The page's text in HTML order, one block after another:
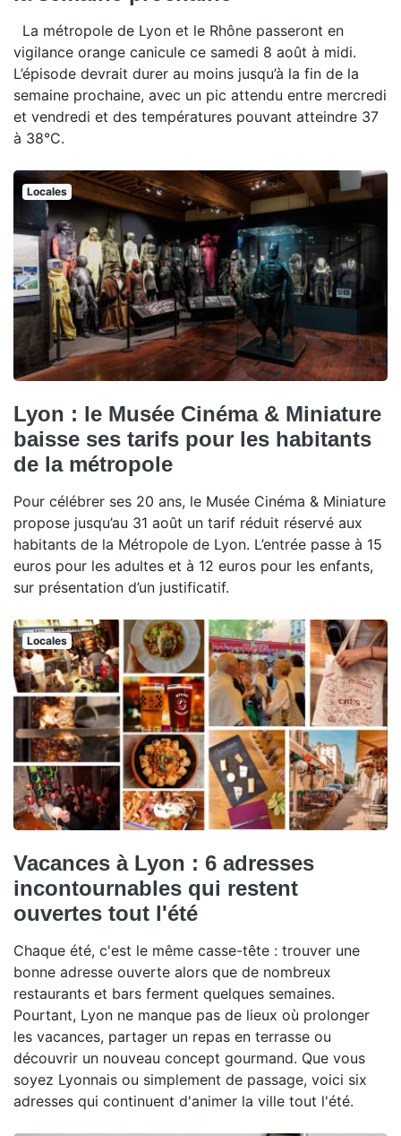
La métropole de Lyon et le Rhône passeront en
vigilance orange canicule ce samedi 8 août à midi.
L’épisode devrait durer au moins jusqu’à la fin de la
semaine prochaine, avec un pic attendu entre mercredi
et vendredi et des températures pouvant atteindre 37
à 38°C.
Locales
Lyon : le Musée Cinéma & Miniature
baisse ses tarifs pour les habitants
de la métropole
Pour célébrer ses 20 ans, le Musée Cinéma & Miniature
propose jusqu’au 31 août un tarif réduit réservé aux
habitants de la Métropole de Lyon. L’entrée passe à 15
euros pour les adultes et à 12 euros pour les enfants,
sur présentation d’un justificatif.
Locales
Vacances à Lyon : 6 adresses
incontournables qui restent
ouvertes tout l'été
Chaque été, c'est le même casse-tête : trouver une
bonne adresse ouverte alors que de nombreux
restaurants et bars ferment quelques semaines.
Pourtant, Lyon ne manque pas de lieux où prolonger
les vacances, partager un repas en terrasse ou
découvrir un nouveau concept gourmand. Que vous
soyez Lyonnais ou simplement de passage, voici six
adresses qui continuent d'animer la ville tout l'été.